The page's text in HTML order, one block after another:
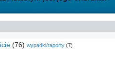
(76) wypadki/raporty (7)